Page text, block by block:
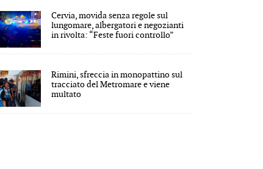
Cervia, movida senza regole sul
lungomare, albergatori e negozianti
in rivolta: “Feste fuori controllo”
Rimini, sfreccia in monopattino sul
tracciato del Metromare e viene
multato